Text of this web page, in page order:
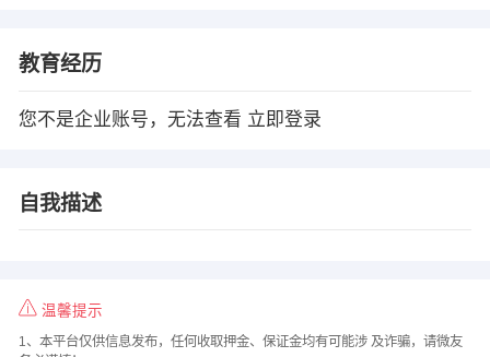
教育经历
您不是企业账号，无法查看 立即登录
自我描述
温馨提示
1、本平台仅供信息发布，任何收取押金、保证金均有可能涉 及诈骗，请微友